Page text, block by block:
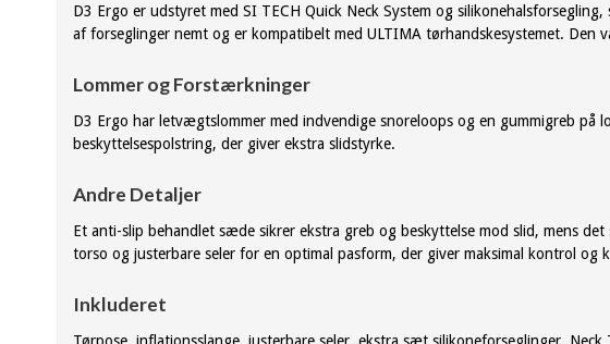
D3 Ergo er udstyret med SI TECH Quick Neck System og
af forseglinger nemt og er kompatibelt med ULTIMA tørhandskesystemet. Den
Lommer og Forstærkninger
D3 Ergo har letvægtslommer med indvendige snoreloops og en gummigreb
beskyttelsespolstring, der giver ekstra slidstyrke.
Andre Detaljer
Et anti-slip behandlet sæde sikrer ekstra greb og beskyttelse mod slid, mens
torso og justerbare seler for en optimal pasform, der giver maksimal kontrol og
Inkluderet